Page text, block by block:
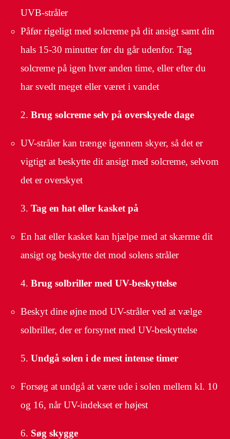
UVB-stråler
Påfør rigeligt med solcreme på dit ansigt samt din
hals 15-30 minutter før du går udenfor. Tag
solcreme på igen hver anden time, eller efter du
har svedt meget eller været i vandet
Brug solcreme selv på overskyede dage
UV-stråler kan trænge igennem skyer, så det er
vigtigt at beskytte dit ansigt med solcreme, selvom
det er overskyet
Tag en hat eller kasket på
En hat eller kasket kan hjælpe med at skærme dit
ansigt og beskytte det mod solens stråler
Brug solbriller med UV-beskyttelse
Beskyt dine øjne mod UV-stråler ved at vælge
solbriller, der er forsynet med UV-beskyttelse
Undgå solen i de mest intense timer
Forsøg at undgå at være ude i solen mellem kl. 10
og 16, når UV-indekset er højest
Søg skygge